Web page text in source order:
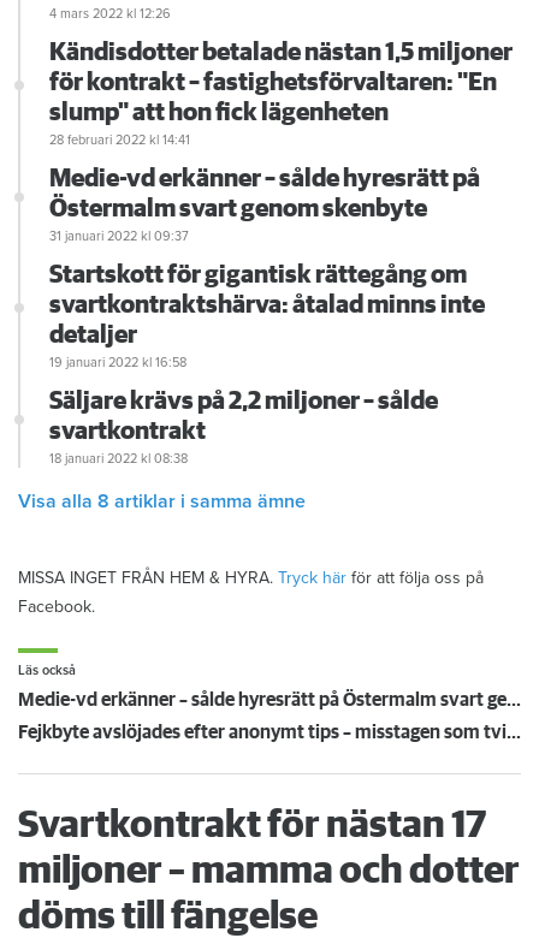
4 mars 2022 kl 12:26
Kändisdotter betalade nästan 1,5 miljoner
för kontrakt – fastighetsförvaltaren: "En
slump" att hon fick lägenheten
28 februari 2022 kl 14:41
Medie-vd erkänner – sålde hyresrätt på
Östermalm svart genom skenbyte
31 januari 2022 kl 09:37
Startskott för gigantisk rättegång om
svartkontraktshärva: åtalad minns inte
detaljer
19 januari 2022 kl 16:58
Säljare krävs på 2,2 miljoner – sålde
svartkontrakt
18 januari 2022 kl 08:38
Visa alla 8 artiklar i samma ämne
MISSA INGET FRÅN HEM & HYRA. Tryck här för att följa oss på
Facebook.
Läs också
Medie-vd erkänner – sålde hyresrätt på Östermalm svart genom skenbyte
Fejkbyte avslöjades efter anonymt tips – misstagen som tvingar bort vd:n från paradvåning
Svartkontrakt för nästan 17
miljoner – mamma och dotter
döms till fängelse